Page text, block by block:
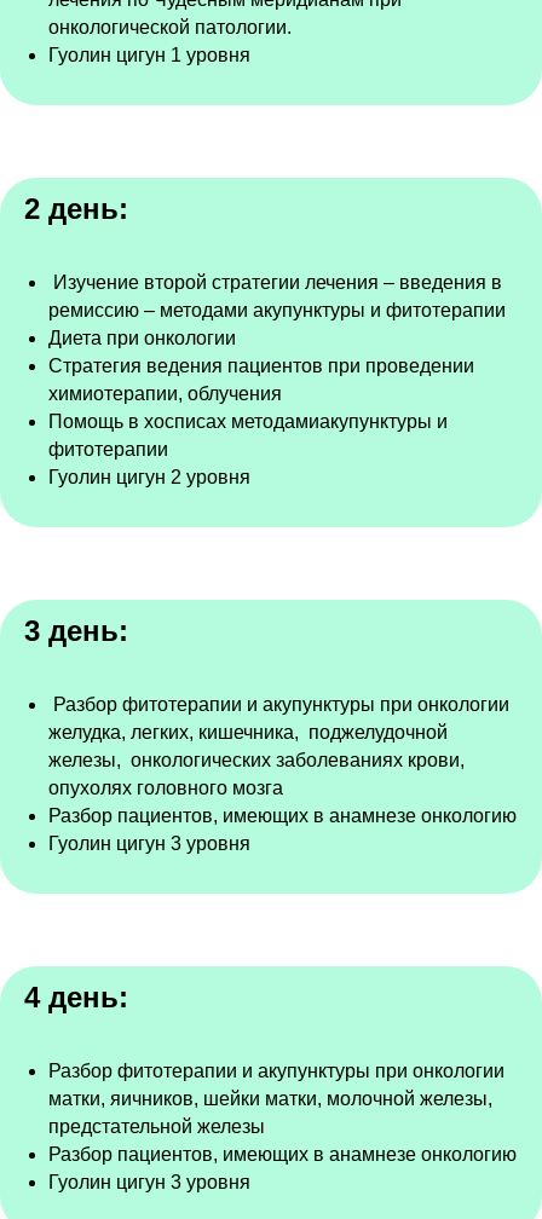
онкологической патологии.
Гуолин цигун 1 уровня
2 день:
Изучение второй стратегии лечения – введения в
ремиссию – методами акупунктуры и фитотерапии
Диета при онкологии
Стратегия ведения пациентов при проведении
химиотерапии, облучения
Помощь в хосписах методамиакупунктуры и
фитотерапии
Гуолин цигун 2 уровня
3 день:
Разбор фитотерапии и акупунктуры при онкологии
желудка, легких, кишечника, поджелудочной
железы, онкологических заболеваниях крови,
опухолях головного мозга
Разбор пациентов, имеющих в анамнезе онкологию
Гуолин цигун 3 уровня
4 день:
Разбор фитотерапии и акупунктуры при онкологии
матки, яичников, шейки матки, молочной железы,
предстательной железы
Разбор пациентов, имеющих в анамнезе онкологию
Гуолин цигун 3 уровня